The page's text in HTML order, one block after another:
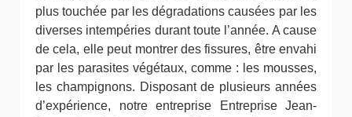
plus touchée par les dégradations causées par les
diverses intempéries durant toute l’année. A cause
de cela, elle peut montrer des fissures, être envahi
par les parasites végétaux, comme : les mousses,
les champignons. Disposant de plusieurs années
d’expérience, notre entreprise Entreprise Jean-